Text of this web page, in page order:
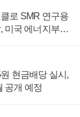
로 SMR 연구용
미국 에너지부
현금배당 실시,
공개 예정